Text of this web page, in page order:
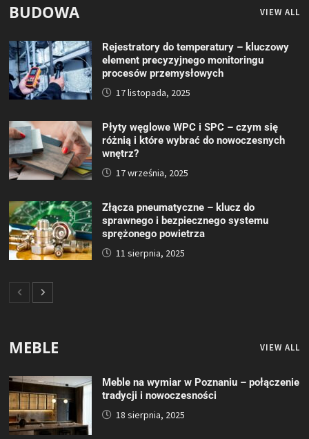
BUDOWA VIEW ALL
Rejestratory do temperatury – kluczowy
element precyzyjnego monitoringu
procesów przemysłowych
17 listopada, 2025
Płyty węglowe WPC i SPC – czym się
różnią i które wybrać do nowoczesnych
wnętrz?
17 września, 2025
Złącza pneumatyczne – klucz do
sprawnego i bezpiecznego systemu
sprężonego powietrza
11 sierpnia, 2025
MEBLE VIEW ALL
Meble na wymiar w Poznaniu – połączenie
tradycji i nowoczesności
18 sierpnia, 2025